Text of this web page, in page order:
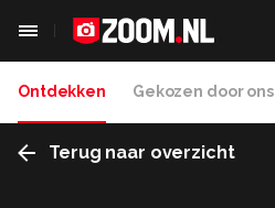
Ontdekken Gekozen door ons
Terug naar overzicht